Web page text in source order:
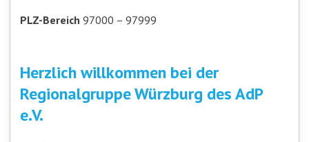
PLZ-Bereich 97000 – 97999
Herzlich willkommen bei der
Regionalgruppe Würzburg des AdP
e.V.